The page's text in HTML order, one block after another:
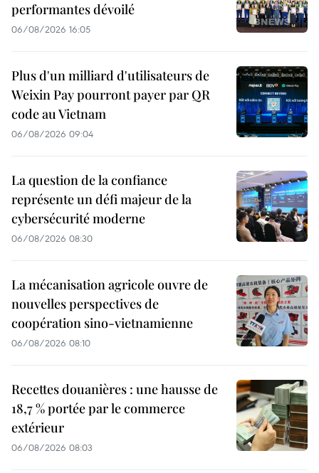
performantes dévoilé
06/08/2026 16:05
Plus d'un milliard d'utilisateurs de
Weixin Pay pourront payer par QR
code au Vietnam
06/08/2026 09:04
La question de la confiance
représente un défi majeur de la
cybersécurité moderne
06/08/2026 08:30
La mécanisation agricole ouvre de
nouvelles perspectives de
coopération sino-vietnamienne
06/08/2026 08:10
Recettes douanières : une hausse de
18,7 % portée par le commerce
extérieur
06/08/2026 08:03